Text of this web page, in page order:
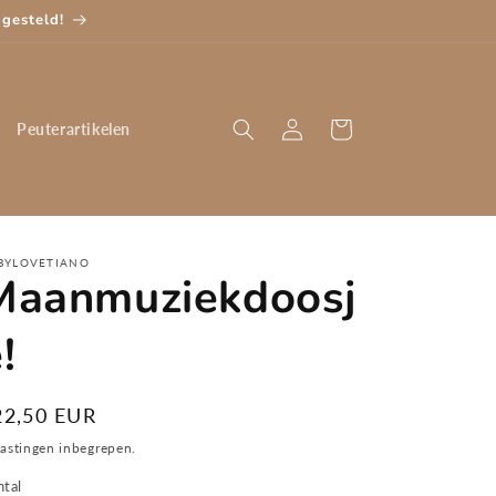
Peuterartikelen InloggenWinkelwagen
EUR
inbegrepen.